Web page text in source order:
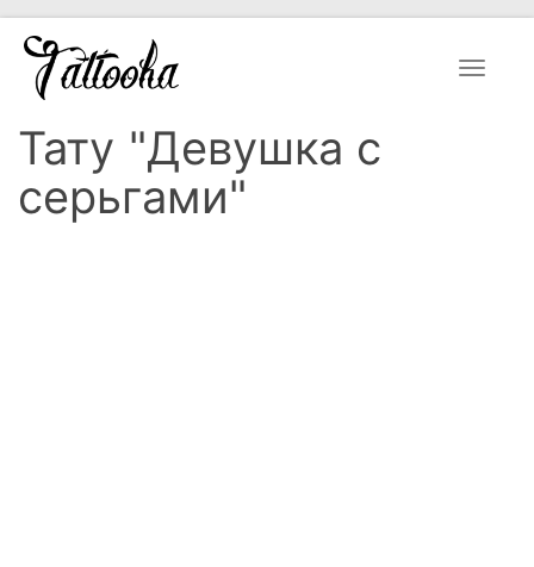
Toggle
Тату "Девушка с
серьгами"